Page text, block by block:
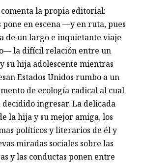
comenta la propia editorial:
pone en escena —y en ruta, pues
de un largo e inquietante viaje
la difícil relación entre un
su hija adolescente mientras
Estados Unidos rumbo a un
de ecología radical al cual
decidido ingresar. La delicada
la hija y su mejor amiga, los
políticos y literarios de él y
miradas sociales sobre las
y las conductas ponen entre